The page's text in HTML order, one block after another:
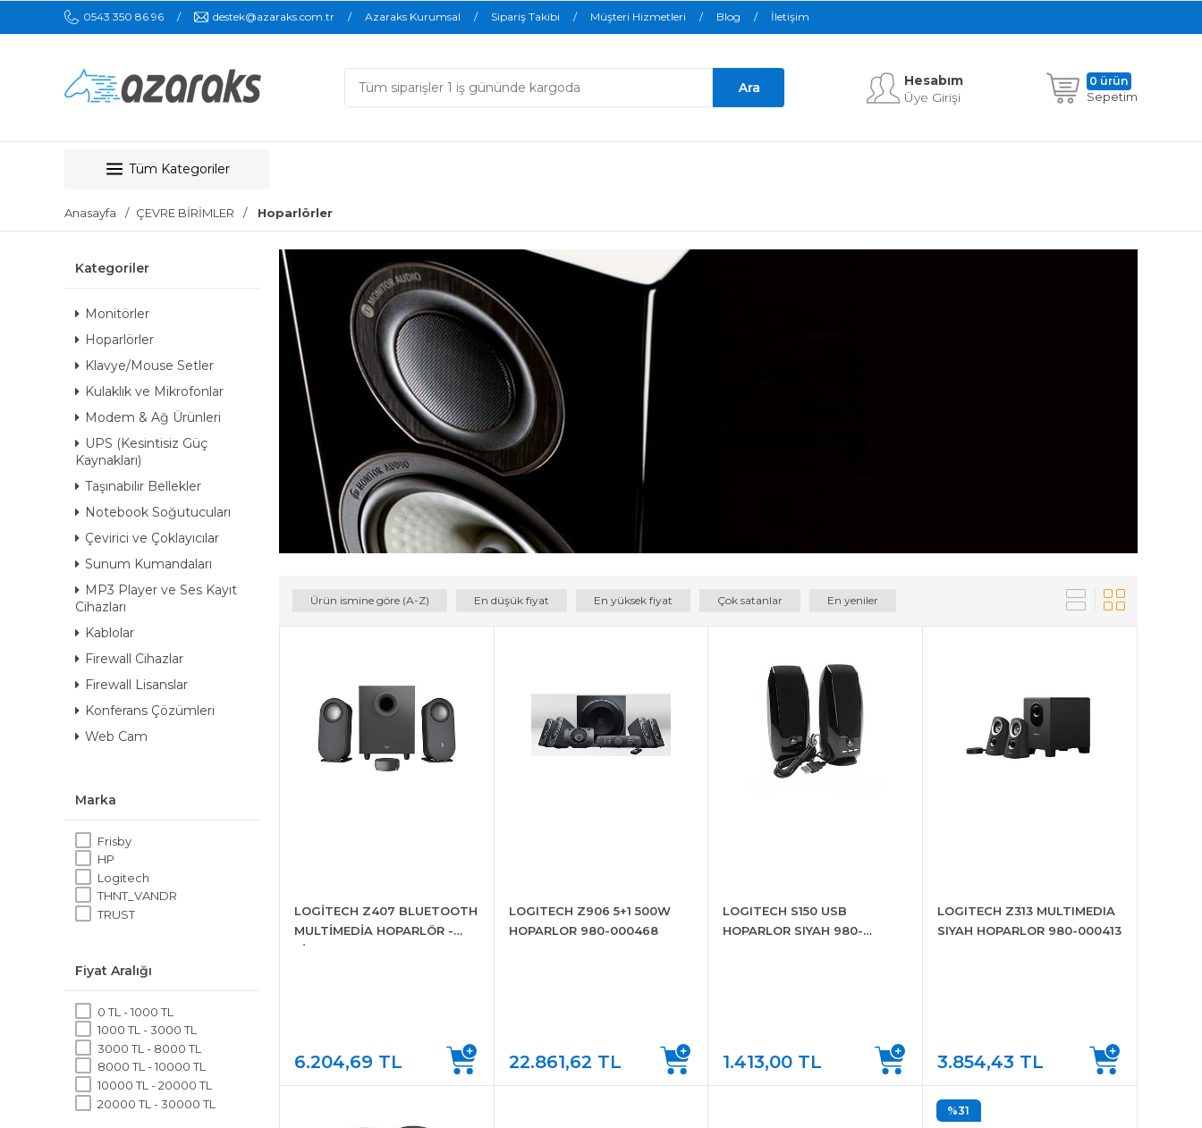
0543 350 86 96 destek@azaraks.com.tr Azaraks Kurumsal Sipariş Takibi Müşteri Hizmetleri Blog İletişim
Hesabım
Üye Girişi
Sepetim
0 ürün
Tüm Kategoriler
Anasayfa ÇEVRE BİRİMLER Hoparlörler
Kategoriler
Monitörler
Hoparlörler
Klavye/Mouse Setler
Kulaklık ve Mikrofonlar
Modem & Ağ Ürünleri
UPS (Kesintisiz Güç
Kaynakları)
Taşınabilir Bellekler
Notebook Soğutucuları
Çevirici ve Çoklayıcılar
Sunum Kumandaları
MP3 Player ve Ses Kayıt
Cihazları
Kablolar
Firewall Cihazlar
Firewall Lisanslar
Konferans Çözümleri
Web Cam
Marka
Frisby
HP
Logitech
THNT_VANDR
TRUST
Fiyat Aralığı
0 TL - 1000 TL
1000 TL - 3000 TL
3000 TL - 8000 TL
8000 TL - 10000 TL
10000 TL - 20000 TL
20000 TL - 30000 TL
Ürün ismine göre (A-Z) En düşük fiyat En yüksek fiyat Çok satanlar En yeniler
LOGİTECH Z407 BLUETOOTH
MULTİMEDİA HOPARLÖR -
SİYAH 980-001348
6.204,69 TL
LOGITECH Z906 5+1 500W
HOPARLOR 980-000468
22.861,62 TL
LOGITECH S150 USB
HOPARLOR SIYAH 980-
1.413,00 TL
LOGITECH Z313 MULTIMEDIA
SIYAH HOPARLOR 980-000413
3.854,43 TL
%31